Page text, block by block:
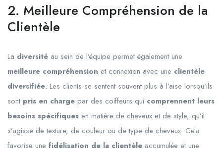
2. Meilleure Compréhension de la
Clientèle
La diversité au sein de l’équipe permet également une
meilleure compréhension et connexion avec une clientèle
diversifiée. Les clients se sentent souvent plus à l’aise lorsqu’ils
sont pris en charge par des coiffeurs qui comprennent leurs
besoins spécifiques en matière de cheveux et de style, qu’il
s’agisse de texture, de couleur ou de type de cheveux. Cela
favorise une fidélisation de la clientèle accumulée et une